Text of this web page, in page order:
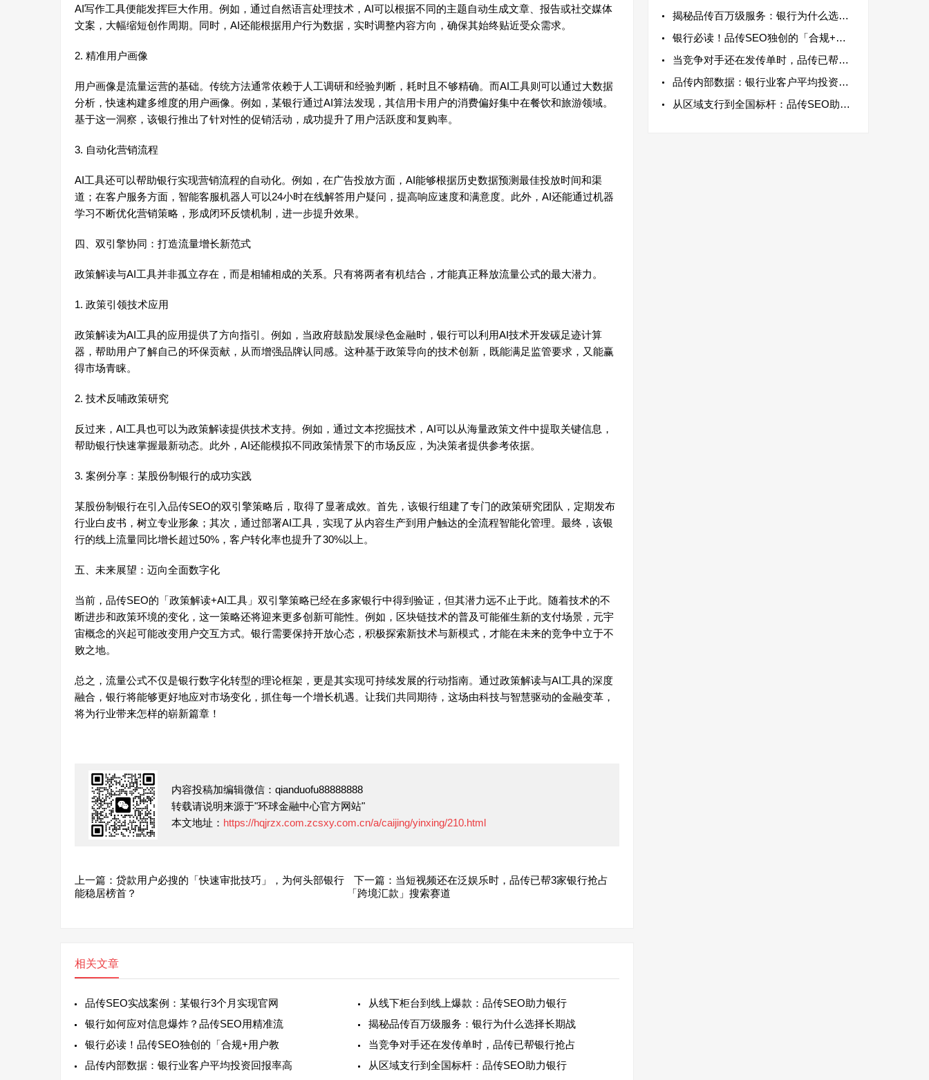
AI写作工具便能发挥巨大作用。例如，通过自然语言处理技术，AI可以根据不同的主题自动生成文章、报告或社交媒体
文案，大幅缩短创作周期。同时，AI还能根据用户行为数据，实时调整内容方向，确保其始终贴近受众需求。
2. 精准用户画像
用户画像是流量运营的基础。传统方法通常依赖于人工调研和经验判断，耗时且不够精确。而AI工具则可以通过大数据
分析，快速构建多维度的用户画像。例如，某银行通过AI算法发现，其信用卡用户的消费偏好集中在餐饮和旅游领域。
基于这一洞察，该银行推出了针对性的促销活动，成功提升了用户活跃度和复购率。
3. 自动化营销流程
AI工具还可以帮助银行实现营销流程的自动化。例如，在广告投放方面，AI能够根据历史数据预测最佳投放时间和渠
道；在客户服务方面，智能客服机器人可以24小时在线解答用户疑问，提高响应速度和满意度。此外，AI还能通过机器
学习不断优化营销策略，形成闭环反馈机制，进一步提升效果。
四、双引擎协同：打造流量增长新范式
政策解读与AI工具并非孤立存在，而是相辅相成的关系。只有将两者有机结合，才能真正释放流量公式的最大潜力。
1. 政策引领技术应用
政策解读为AI工具的应用提供了方向指引。例如，当政府鼓励发展绿色金融时，银行可以利用AI技术开发碳足迹计算
器，帮助用户了解自己的环保贡献，从而增强品牌认同感。这种基于政策导向的技术创新，既能满足监管要求，又能赢
得市场青睐。
2. 技术反哺政策研究
反过来，AI工具也可以为政策解读提供技术支持。例如，通过文本挖掘技术，AI可以从海量政策文件中提取关键信息，
帮助银行快速掌握最新动态。此外，AI还能模拟不同政策情景下的市场反应，为决策者提供参考依据。
3. 案例分享：某股份制银行的成功实践
某股份制银行在引入品传SEO的双引擎策略后，取得了显著成效。首先，该银行组建了专门的政策研究团队，定期发布
行业白皮书，树立专业形象；其次，通过部署AI工具，实现了从内容生产到用户触达的全流程智能化管理。最终，该银
行的线上流量同比增长超过50%，客户转化率也提升了30%以上。
五、未来展望：迈向全面数字化
当前，品传SEO的「政策解读+AI工具」双引擎策略已经在多家银行中得到验证，但其潜力远不止于此。随着技术的不
断进步和政策环境的变化，这一策略还将迎来更多创新可能性。例如，区块链技术的普及可能催生新的支付场景，元宇
宙概念的兴起可能改变用户交互方式。银行需要保持开放心态，积极探索新技术与新模式，才能在未来的竞争中立于不
败之地。
总之，流量公式不仅是银行数字化转型的理论框架，更是其实现可持续发展的行动指南。通过政策解读与AI工具的深度
融合，银行将能够更好地应对市场变化，抓住每一个增长机遇。让我们共同期待，这场由科技与智慧驱动的金融变革，
将为行业带来怎样的崭新篇章！
内容投稿加编辑微信：qianduofu88888888
转载请说明来源于"环球金融中心官方网站"
本文地址： https://hqjrzx.com.zcsxy.com.cn/a/caijing/yinxing/210.html
上一篇：贷款用户必搜的「快速审批技巧」，为何头部银行
能稳居榜首？
下一篇：当短视频还在泛娱乐时，品传已帮3家银行抢占
「跨境汇款」搜索赛道
相关文章
品传SEO实战案例：某银行3个月实现官网
从线下柜台到线上爆款：品传SEO助力银行
银行如何应对信息爆炸？品传SEO用精准流
揭秘品传百万级服务：银行为什么选择长期战
银行必读！品传SEO独创的「合规+用户教
当竞争对手还在发传单时，品传已帮银行抢占
品传内部数据：银行业客户平均投资回报率高
从区域支行到全国标杆：品传SEO助力银行
揭秘品传百万级服务：银行为什么选择长期战
银行必读！品传SEO独创的「合规+用户教
当竞争对手还在发传单时，品传已帮银行抢占
品传内部数据：银行业客户平均投资回报率高
从区域支行到全国标杆：品传SEO助力银行